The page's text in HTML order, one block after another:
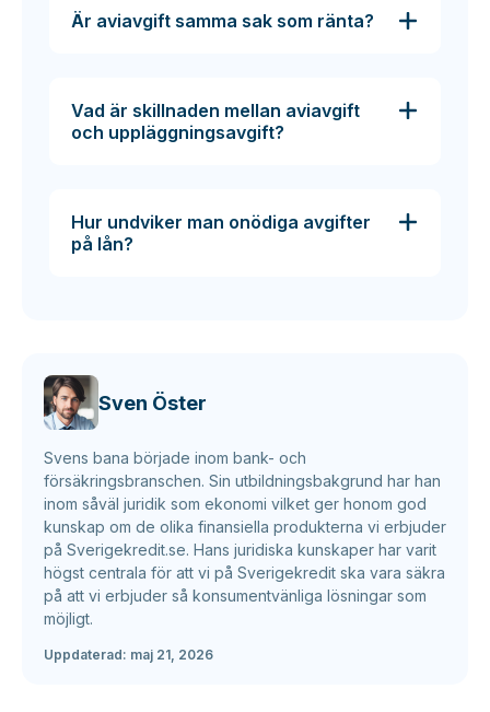
Är aviavgift samma sak som ränta?
Vad är skillnaden mellan aviavgift
och uppläggningsavgift?
Hur undviker man onödiga avgifter
på lån?
Sven Öster
Svens bana började inom bank- och
försäkringsbranschen. Sin utbildningsbakgrund har han
inom såväl juridik som ekonomi vilket ger honom god
kunskap om de olika finansiella produkterna vi erbjuder
på Sverigekredit.se. Hans juridiska kunskaper har varit
högst centrala för att vi på Sverigekredit ska vara säkra
på att vi erbjuder så konsumentvänliga lösningar som
möjligt.
Uppdaterad: maj 21, 2026